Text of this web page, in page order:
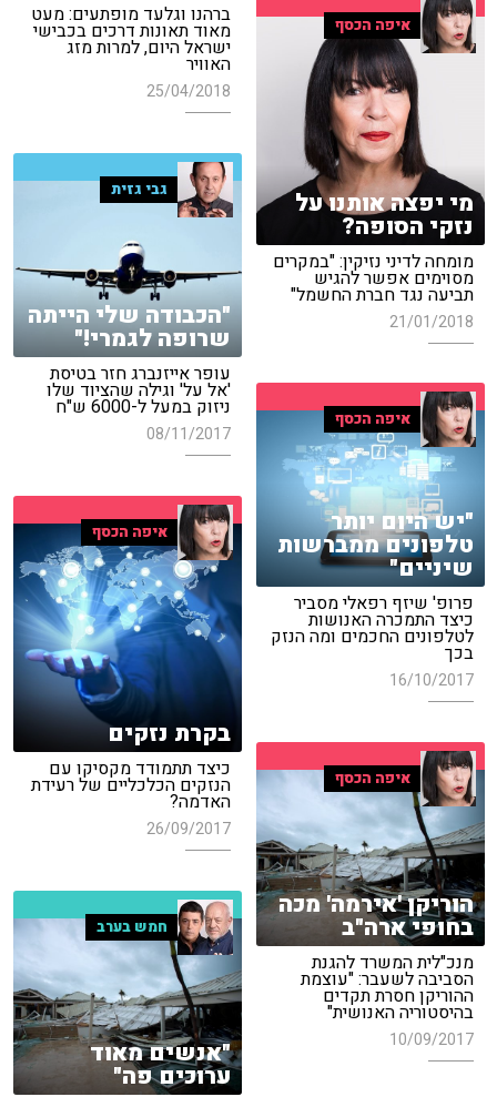
ברהנו וגלעד מופתעים: מעט
מאוד תאונות דרכים בכבישי
ישראל היום, למרות מזג
האוויר
25/04/2018
איפה הכסף
מי יפצה אותנו על
נזקי הסופה?
מומחה לדיני נזיקין: "במקרים
מסוימים אפשר להגיש
תביעה נגד חברת החשמל"
21/01/2018
גבי גזית
"הכבודה שלי הייתה
שרופה לגמרי!"
עופר אייזנברג חזר בטיסת
'אל על' וגילה שהציוד שלו
ניזוק במעל ל-6000 ש"ח
08/11/2017
איפה הכסף
"יש היום יותר
טלפונים ממברשות
שיניים"
פרופ' שיזף רפאלי מסביר
כיצד התמכרה האנושות
לטלפונים החכמים ומה הנזק
בכך
16/10/2017
איפה הכסף
בקרת נזקים
כיצד תתמודד מקסיקו עם
הנזקים הכלכליים של רעידת
האדמה?
26/09/2017
איפה הכסף
הוריקן 'אירמה' מכה
בחופי ארה"ב
מנכ"לית המשרד להגנת
הסביבה לשעבר: "עוצמת
ההוריקן חסרת תקדים
בהיסטוריה האנושית"
10/09/2017
חמש בערב
"אנשים מאוד
ערוכים פה"